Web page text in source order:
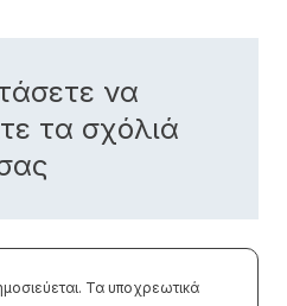
να
τα σχόλιά
Τα υποχρεωτικά